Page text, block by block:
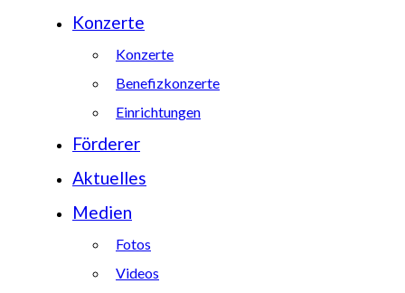
Konzerte
Konzerte
Benefizkonzerte
Einrichtungen
Förderer
Aktuelles
Medien
Fotos
Videos